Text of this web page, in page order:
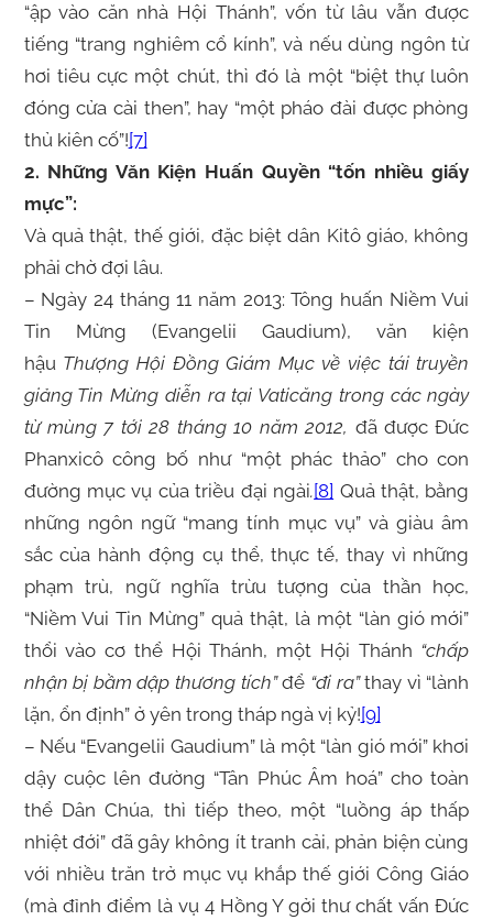
“ập vào căn nhà Hội Thánh”, vốn từ lâu vẫn được
tiếng “trang nghiêm cổ kính”, và nếu dùng ngôn từ
hơi tiêu cực một chút, thì đó là một “biệt thự luôn
đóng cửa cài then”, hay “một pháo đài được phòng
thủ kiên cố”![7]
2. Những Văn Kiện Huấn Quyền “tốn nhiều giấy
mực”:
Và quả thật, thế giới, đặc biệt dân Kitô giáo, không
phải chờ đợi lâu.
– Ngày 24 tháng 11 năm 2013: Tông huấn Niềm Vui
Tin Mừng (Evangelii Gaudium), văn kiện
hậu Thượng Hội Đồng Giám Mục về việc tái truyền
giảng Tin Mừng diễn ra tại Vaticăng trong các ngày
từ mùng 7 tới 28 tháng 10 năm 2012, đã được Đức
Phanxicô công bố như “một phác thảo” cho con
đường mục vụ của triều đại ngài.[8] Quả thật, bằng
những ngôn ngữ “mang tính mục vụ” và giàu âm
sắc của hành động cụ thể, thực tế, thay vì những
phạm trù, ngữ nghĩa trừu tượng của thần học,
“Niềm Vui Tin Mừng” quả thật, là một “làn gió mới”
thổi vào cơ thể Hội Thánh, một Hội Thánh “chấp
nhận bị bầm dập thương tích”để “đi ra”thay vì “lành
lặn, ổn định” ở yên trong tháp ngà vị kỷ![9]
– Nếu “Evangelii Gaudium” là một “làn gió mới” khơi
dậy cuộc lên đường “Tân Phúc Âm hoá” cho toàn
thể Dân Chúa, thì tiếp theo, một “luồng áp thấp
nhiệt đới” đã gây không ít tranh cải, phản biện cùng
với nhiều trăn trở mục vụ khắp thế giới Công Giáo
(mà đỉnh điểm là vụ 4 Hồng Y gởi thư chất vấn Đức